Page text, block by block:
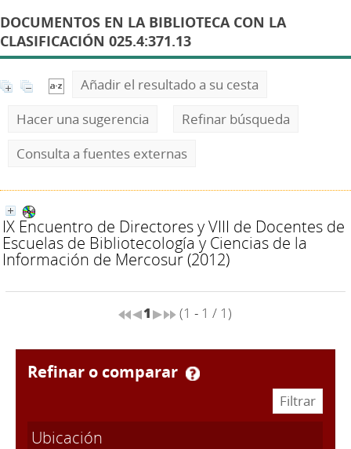
DOCUMENTOS EN LA BIBLIOTECA CON LA
CLASIFICACIÓN 025.4:371.13
Añadir el resultado a su cesta
Hacer una sugerencia
Refinar búsqueda
Consulta a fuentes externas
IX Encuentro de Directores y VIII de Docentes de
Escuelas de Bibliotecología y Ciencias de la
Información de Mercosur(2012)
1 (1 - 1 / 1)
refinar o comparar
Ubicación